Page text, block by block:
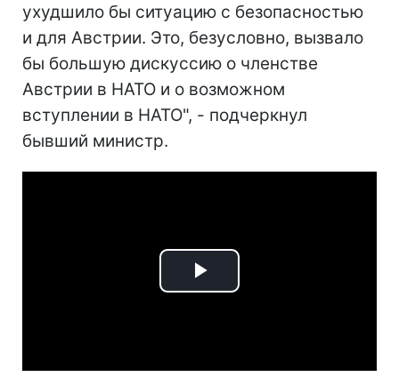
ухудшило бы ситуацию с безопасностью
и для Австрии. Это, безусловно, вызвало
бы большую дискуссию о членстве
Австрии в НАТО и о возможном
вступлении в НАТО", - подчеркнул
бывший министр.
Play